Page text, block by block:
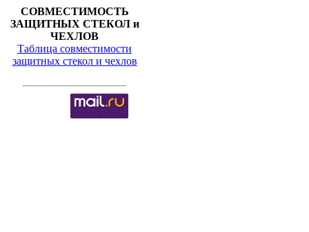
СОВМЕСТИМОСТЬ
ЗАЩИТНЫХ СТЕКОЛ и
ЧЕХЛОВ
Таблица совместимости
защитных стекол и чехлов